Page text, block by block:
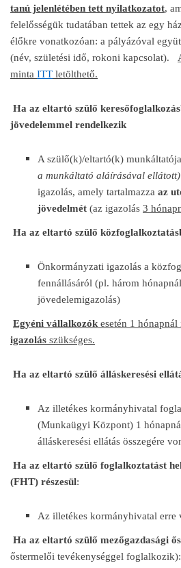
tanú jelenlétében tett nyilatkozatot,
felelősségük tudatában tettek az egy
élőkre vonatkozóan: a pályázóval
(név, születési idő, rokoni kapcsolat).
minta ITT letölthető.
Ha az eltartó szülő
jövedelemmel rendelkezik
A szülő(k)/eltartó(k)
a munkáltató aláírásával ellátott)
igazolás, amely tartalmazza az
jövedelmét (az igazolás 3
Ha az eltartó szülő
Önkormányzati igazolás a
fennállásáról (pl. három
jövedelemigazolás)
Egyéni vállalkozók esetén 1 hónapnál
igazolás szükséges.
Ha az eltartó szülő álláskeresési
Az illetékes kormányhivatal
(Munkaügyi Központ) 1
álláskeresési ellátás összegére
Ha az eltartó szülő foglalkoztatást
(FHT) részesül:
Az illetékes kormányhivatal erre
Ha az eltartó szülő mezőgazdasági
őstermelői tevékenységgel foglalkozik):